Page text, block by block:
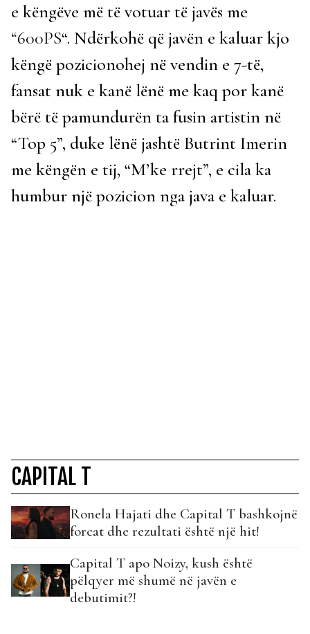
e këngëve më të votuar të javës me
“600PS“. Ndërkohë që javën e kaluar kjo
këngë pozicionohej në vendin e 7-të,
fansat nuk e kanë lënë me kaq por kanë
bërë të pamundurën ta fusin artistin në
“Top 5”, duke lënë jashtë Butrint Imerin
me këngën e tij, “M’ke rrejt”, e cila ka
humbur një pozicion nga java e kaluar.
CAPITAL T
Ronela Hajati dhe Capital T bashkojnë
forcat dhe rezultati është një hit!
Capital T apo Noizy, kush është
pëlqyer më shumë në javën e
debutimit?!